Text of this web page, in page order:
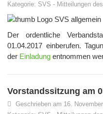
Kategorie: SVS - Mitteilungen
Der ordentliche
01.04.2017 einberufen.
der Einladung entnommen
Vorstandssitzung am
Geschrieben am 16.